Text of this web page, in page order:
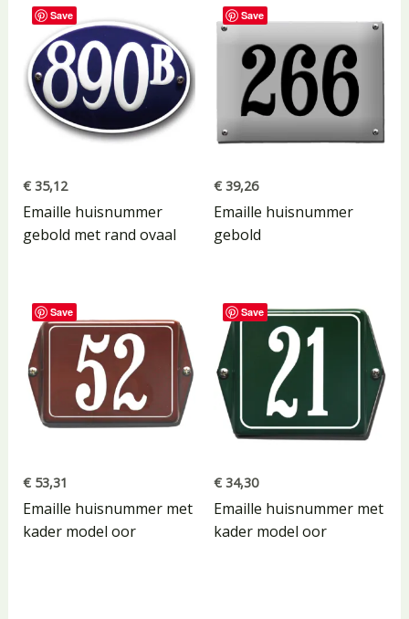
Save
€35,12
Emaille huisnummer
gebold met rand ovaal
Save
€ 39,26
Emaille huisnummer
gebold
Save
€53,31
Emaille huisnummer met
kader model oor
Save
€ 34,30
Emaille huisnummer met
kader model oor